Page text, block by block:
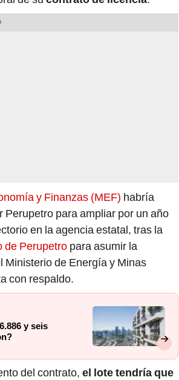
y Finanzas (MEF) habría
para ampliar por un año
en la agencia estatal, tras la
de Perupetro para asumir la
Ministerio de Energía y Minas
con respaldo.
y seis
del contrato, el lote tendría que